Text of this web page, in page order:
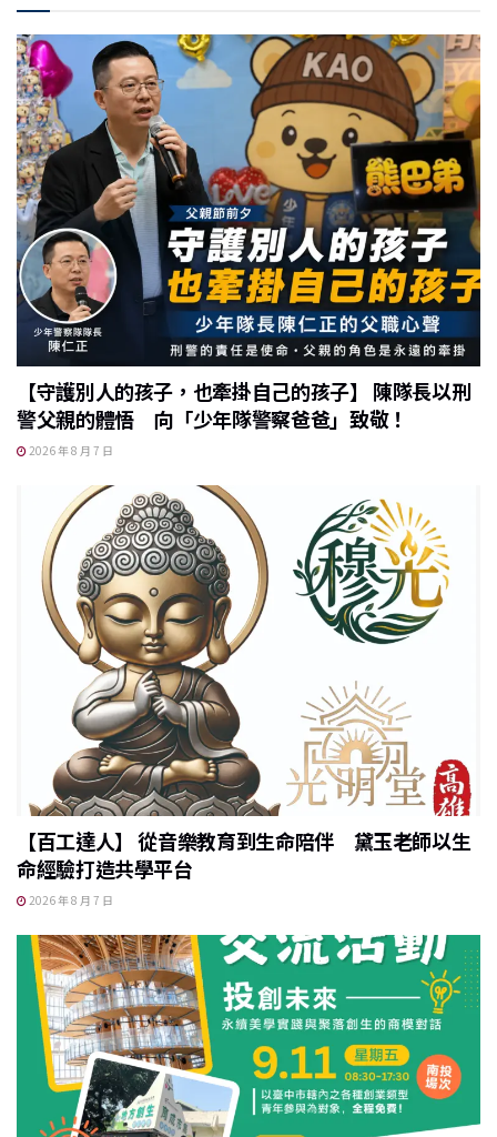
b
o
o
k
at
【守護別人的孩子，也牽掛自己的孩子】 陳隊長以刑
警父親的體悟 向「少年隊警察爸爸」致敬！
2026 年 8 月 7 日
【百工達人】 從音樂教育到生命陪伴 黛玉老師以生
命經驗打造共學平台
2026 年 8 月 7 日